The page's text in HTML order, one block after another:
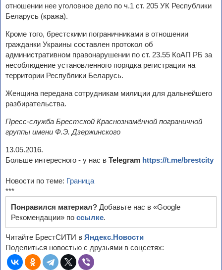
отношении нее уголовное дело по ч.1 ст. 205 УК Республики
Беларусь (кража).
Кроме того, брестскими пограничниками в отношении
гражданки Украины составлен протокол об
административном правонарушении по ст. 23.55 КоАП РБ за
несоблюдение установленного порядка регистрации на
территории Республики Беларусь.
Женщина передана сотрудникам милиции для дальнейшего
разбирательства.
Пресс-служба Брестской Краснознамённой пограничной
группы имени Ф.Э. Дзержинского
13.05.2016.
Больше интересного - у нас в Telegram https://t.me/brestcity
Новости по теме: Граница
***
Понравился материал? Добавьте нас в «Google
Рекомендации» по ссылке.
Читайте БрестСИТИ в Яндекс.Новости
Поделиться новостью с друзьями в соцсетях: